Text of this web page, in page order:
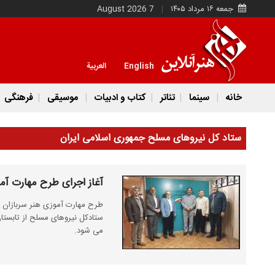
جمعه ۱۶ مرداد ۱۴۰۵ 7 August 2026
English العربية
خانه سینما تئاتر کتاب و ادبیات موسیقی فرهنگی
ستاد کل نیروهای مسلح جمهوری اسلامی ایران
آغاز اجرای طرح مهارت
طرح مهارت آموزی هنر
ستادکل نیروهای مسلح از
می شود.